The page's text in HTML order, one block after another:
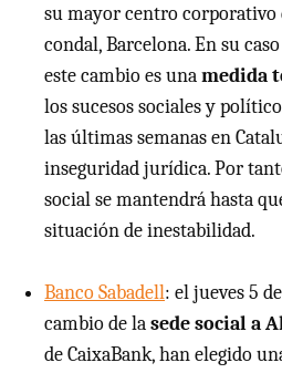
su mayor centro corporativo
condal, Barcelona. En su
este cambio es unamedida
los sucesos sociales y
las últimas semanas en
inseguridad jurídica. Por
social se mantendrá hasta
situación de inestabilidad.
Banco Sabadell: el jueves 5
cambio de lasede social a
de CaixaBank, han elegido